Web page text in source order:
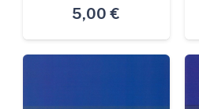
5,00 €